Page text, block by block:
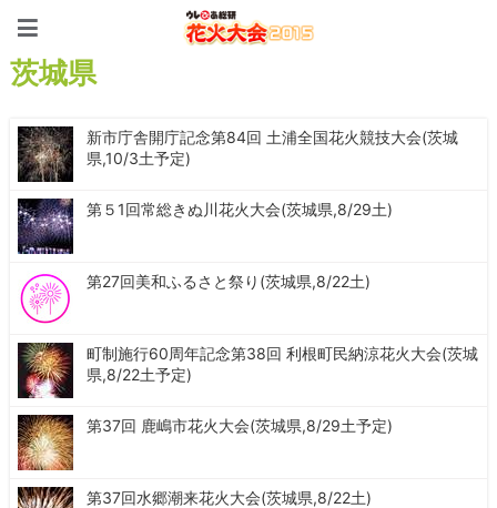
茨城県
新市庁舎開庁記念第84回 土浦全国花火競技大会(茨城
県,10/3土予定)
第５1回常総きぬ川花火大会(茨城県,8/29土)
第27回美和ふるさと祭り(茨城県,8/22土)
町制施行60周年記念第38回 利根町民納涼花火大会(茨城
県,8/22土予定)
第37回 鹿嶋市花火大会(茨城県,8/29土予定)
第37回水郷潮来花火大会(茨城県,8/22土)